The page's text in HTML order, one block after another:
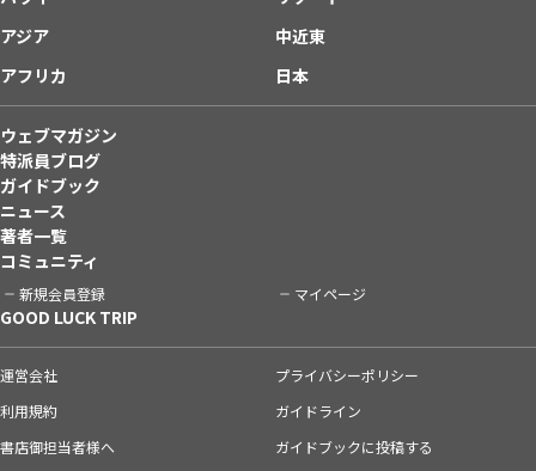
アジア
中近東
アフリカ
日本
ウェブマガジン
特派員ブログ
ガイドブック
ニュース
著者一覧
コミュニティ
新規会員登録 マイページ
GOOD LUCK TRIP
運営会社
プライバシーポリシー
利用規約
ガイドライン
書店御担当者様へ
ガイドブックに投稿する